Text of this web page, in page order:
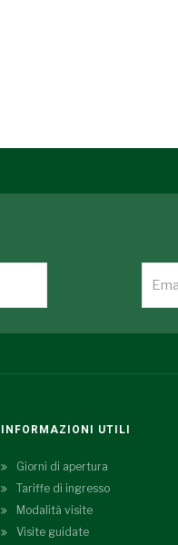
INFORMAZIONI UTILI
Giorni di apertura
Tariffe di ingresso
Modalità visite
Visite guidate